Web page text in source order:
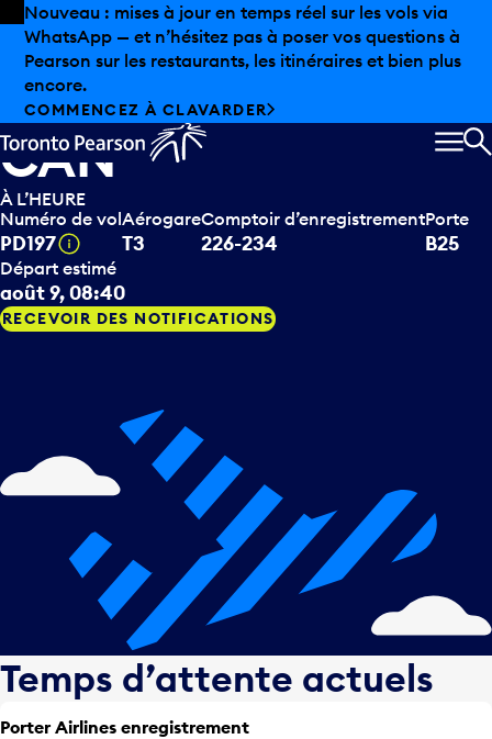
Skip to offers
Passer au contenu principal
Les aubaines estivales sont arrivées chez Pearson.
Magasinage hors taxes, offres gastronomiques et bien
plus encore.
DÉCOUVREZ L’ÉTÉ CHEZ PEARSON
Porter Airlines partir pour
Charlottetown (PE),
CAN
À L’HEURE
Numéro de vol
PD197 Infobulle
Aérogare
T3
Comptoir d’enregistrement
226-234
Porte
B25
Départ estimé
août 9, 08:40
RECEVOIR DES NOTIFICATIONS
Temps d’attente actuels
Porter Airlines enregistrement